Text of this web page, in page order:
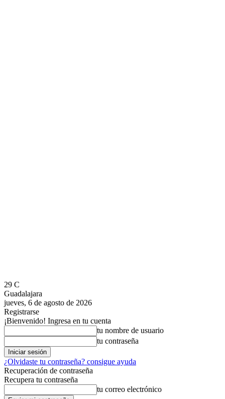
29 C
Guadalajara
jueves, 6 de agosto de 2026
Registrarse
¡Bienvenido! Ingresa en tu cuenta
tu nombre de usuario
tu contraseña
¿Olvidaste tu contraseña? consigue ayuda
Recuperación de contraseña
Recupera tu contraseña
tu correo electrónico